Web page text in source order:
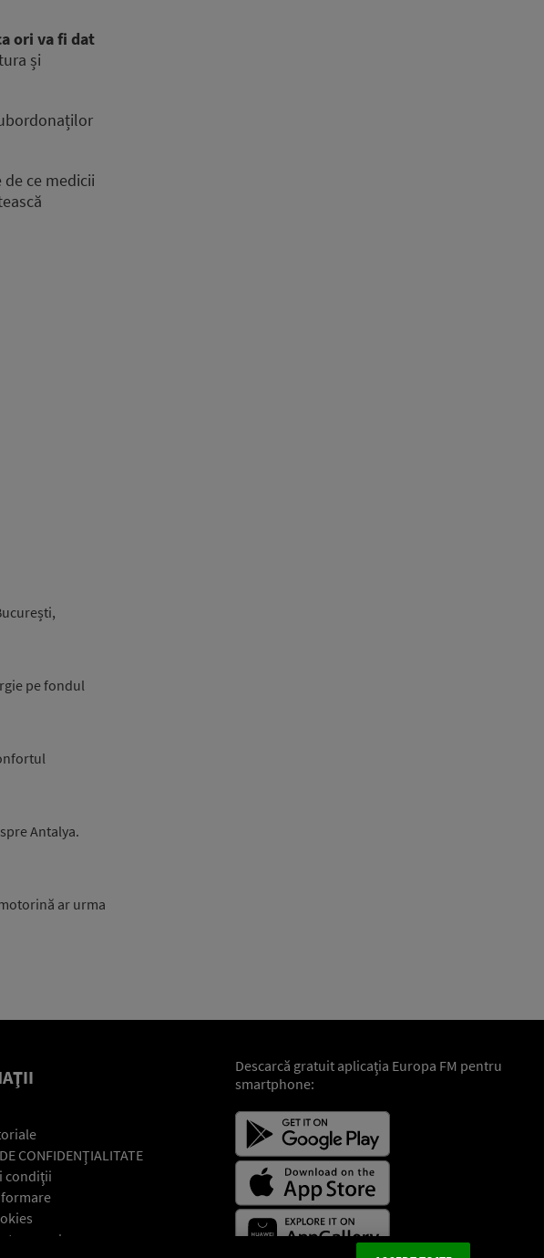
ori va fi dat
și
ce medicii
pe fondul
Antalya.
ar urma
CONFIDENŢIALITATE
condiţii
general
Descarcă gratuit aplicaţia Europa FM pentru
smartphone: